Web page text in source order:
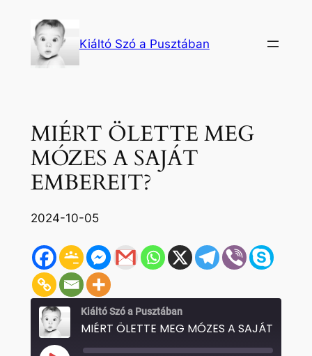
tartalomhoz
Kiáltó Szó a Pusztában
MIÉRT ÖLETTE MEG
MÓZES A SAJÁT
EMBEREIT?
2024-10-05
Kiáltó Szó a Pusztában